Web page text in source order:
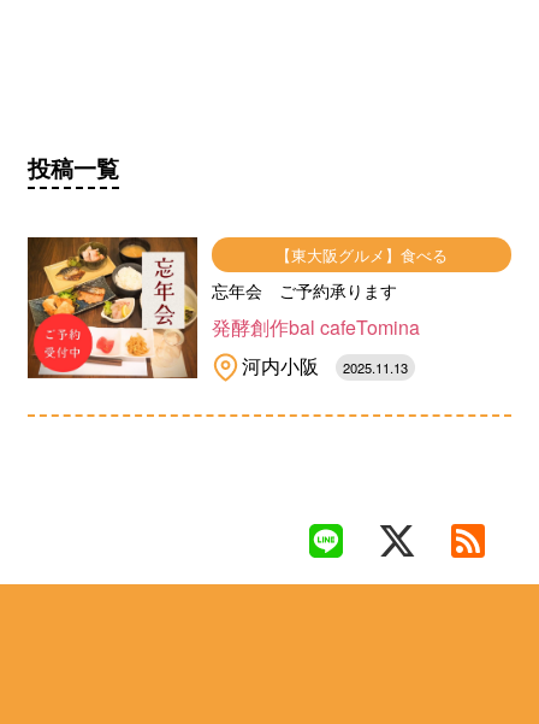
投稿一覧
【東大阪グルメ】食べる
忘年会 ご予約承ります
発酵創作bal cafeTomina
河内小阪
2025.11.13